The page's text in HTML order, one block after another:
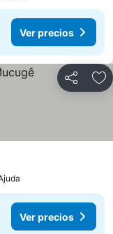
Ver precios
Compartir
Ver precios